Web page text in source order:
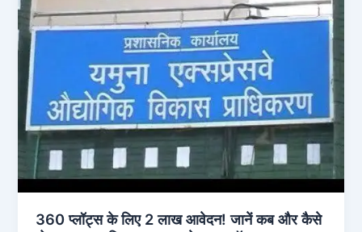
360 प्लॉट्स के लिए 2 लाख आवेदन! जानें कब और कैसे